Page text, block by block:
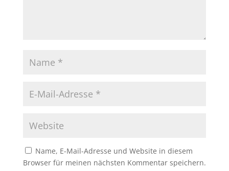
Name, E-Mail-Adresse und Website in diesem
Browser für meinen nächsten Kommentar speichern.